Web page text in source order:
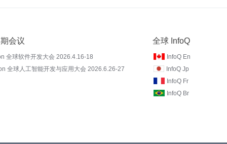
会议
全球软件开发大会 2026.4.16-18
全球人工智能开发与应用大会 2026.6.26-27
全球 InfoQ
InfoQ En
InfoQ Jp
InfoQ Fr
InfoQ Br